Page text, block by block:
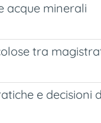
acque minerali
tra
e decisioni